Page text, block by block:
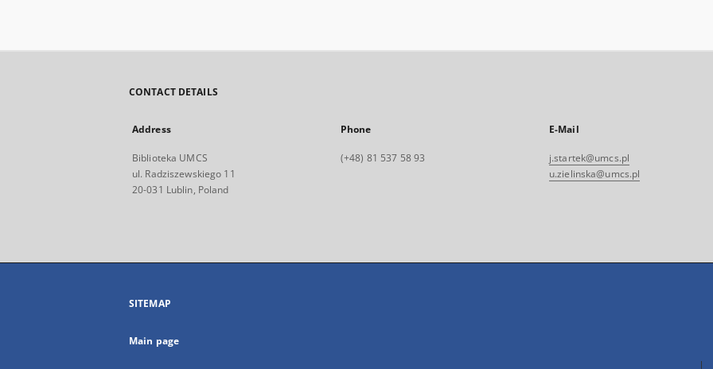
CONTACT DETAILS
Address
Biblioteka UMCS
ul. Radziszewskiego 11
20-031 Lublin, Poland
Phone
(+48) 81 537 58 93
E-Mail
j.startek@umcs.pl
u.zielinska@umcs.pl
SITEMAP
Main page